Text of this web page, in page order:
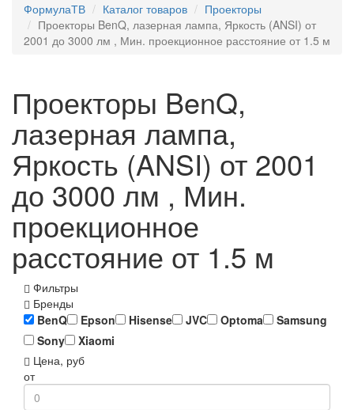
ФормулаТВ Каталог товаров
Проекторы
Проекторы BenQ, лазерная лампа, Яркость (ANSI) от
2001 до 3000 лм , Мин. проекционное расстояние от 1.5 м
Проекторы BenQ,
лазерная лампа,
Яркость (ANSI) от 2001
до 3000 лм , Мин.
проекционное
расстояние от 1.5 м
Фильтры
Бренды
BenQ
Epson Hisense JVC Optoma
Samsung
Sony
Xiaomi
Цена, руб
от